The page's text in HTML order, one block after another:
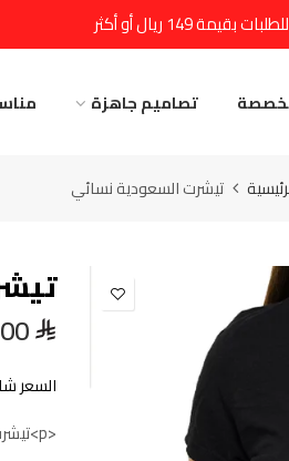
149 ريال أو أكثر
تصاميم جاهزة
تيشرت السعودية نسائي
السعر
<p>تيشرت اللغة العربية مميزة وتوصل رسالة حب وفخر بلغتنا الجميلة</p>